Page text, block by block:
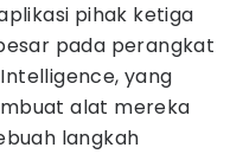
pihak ketiga
pada perangkat
yang
alat mereka
langkah